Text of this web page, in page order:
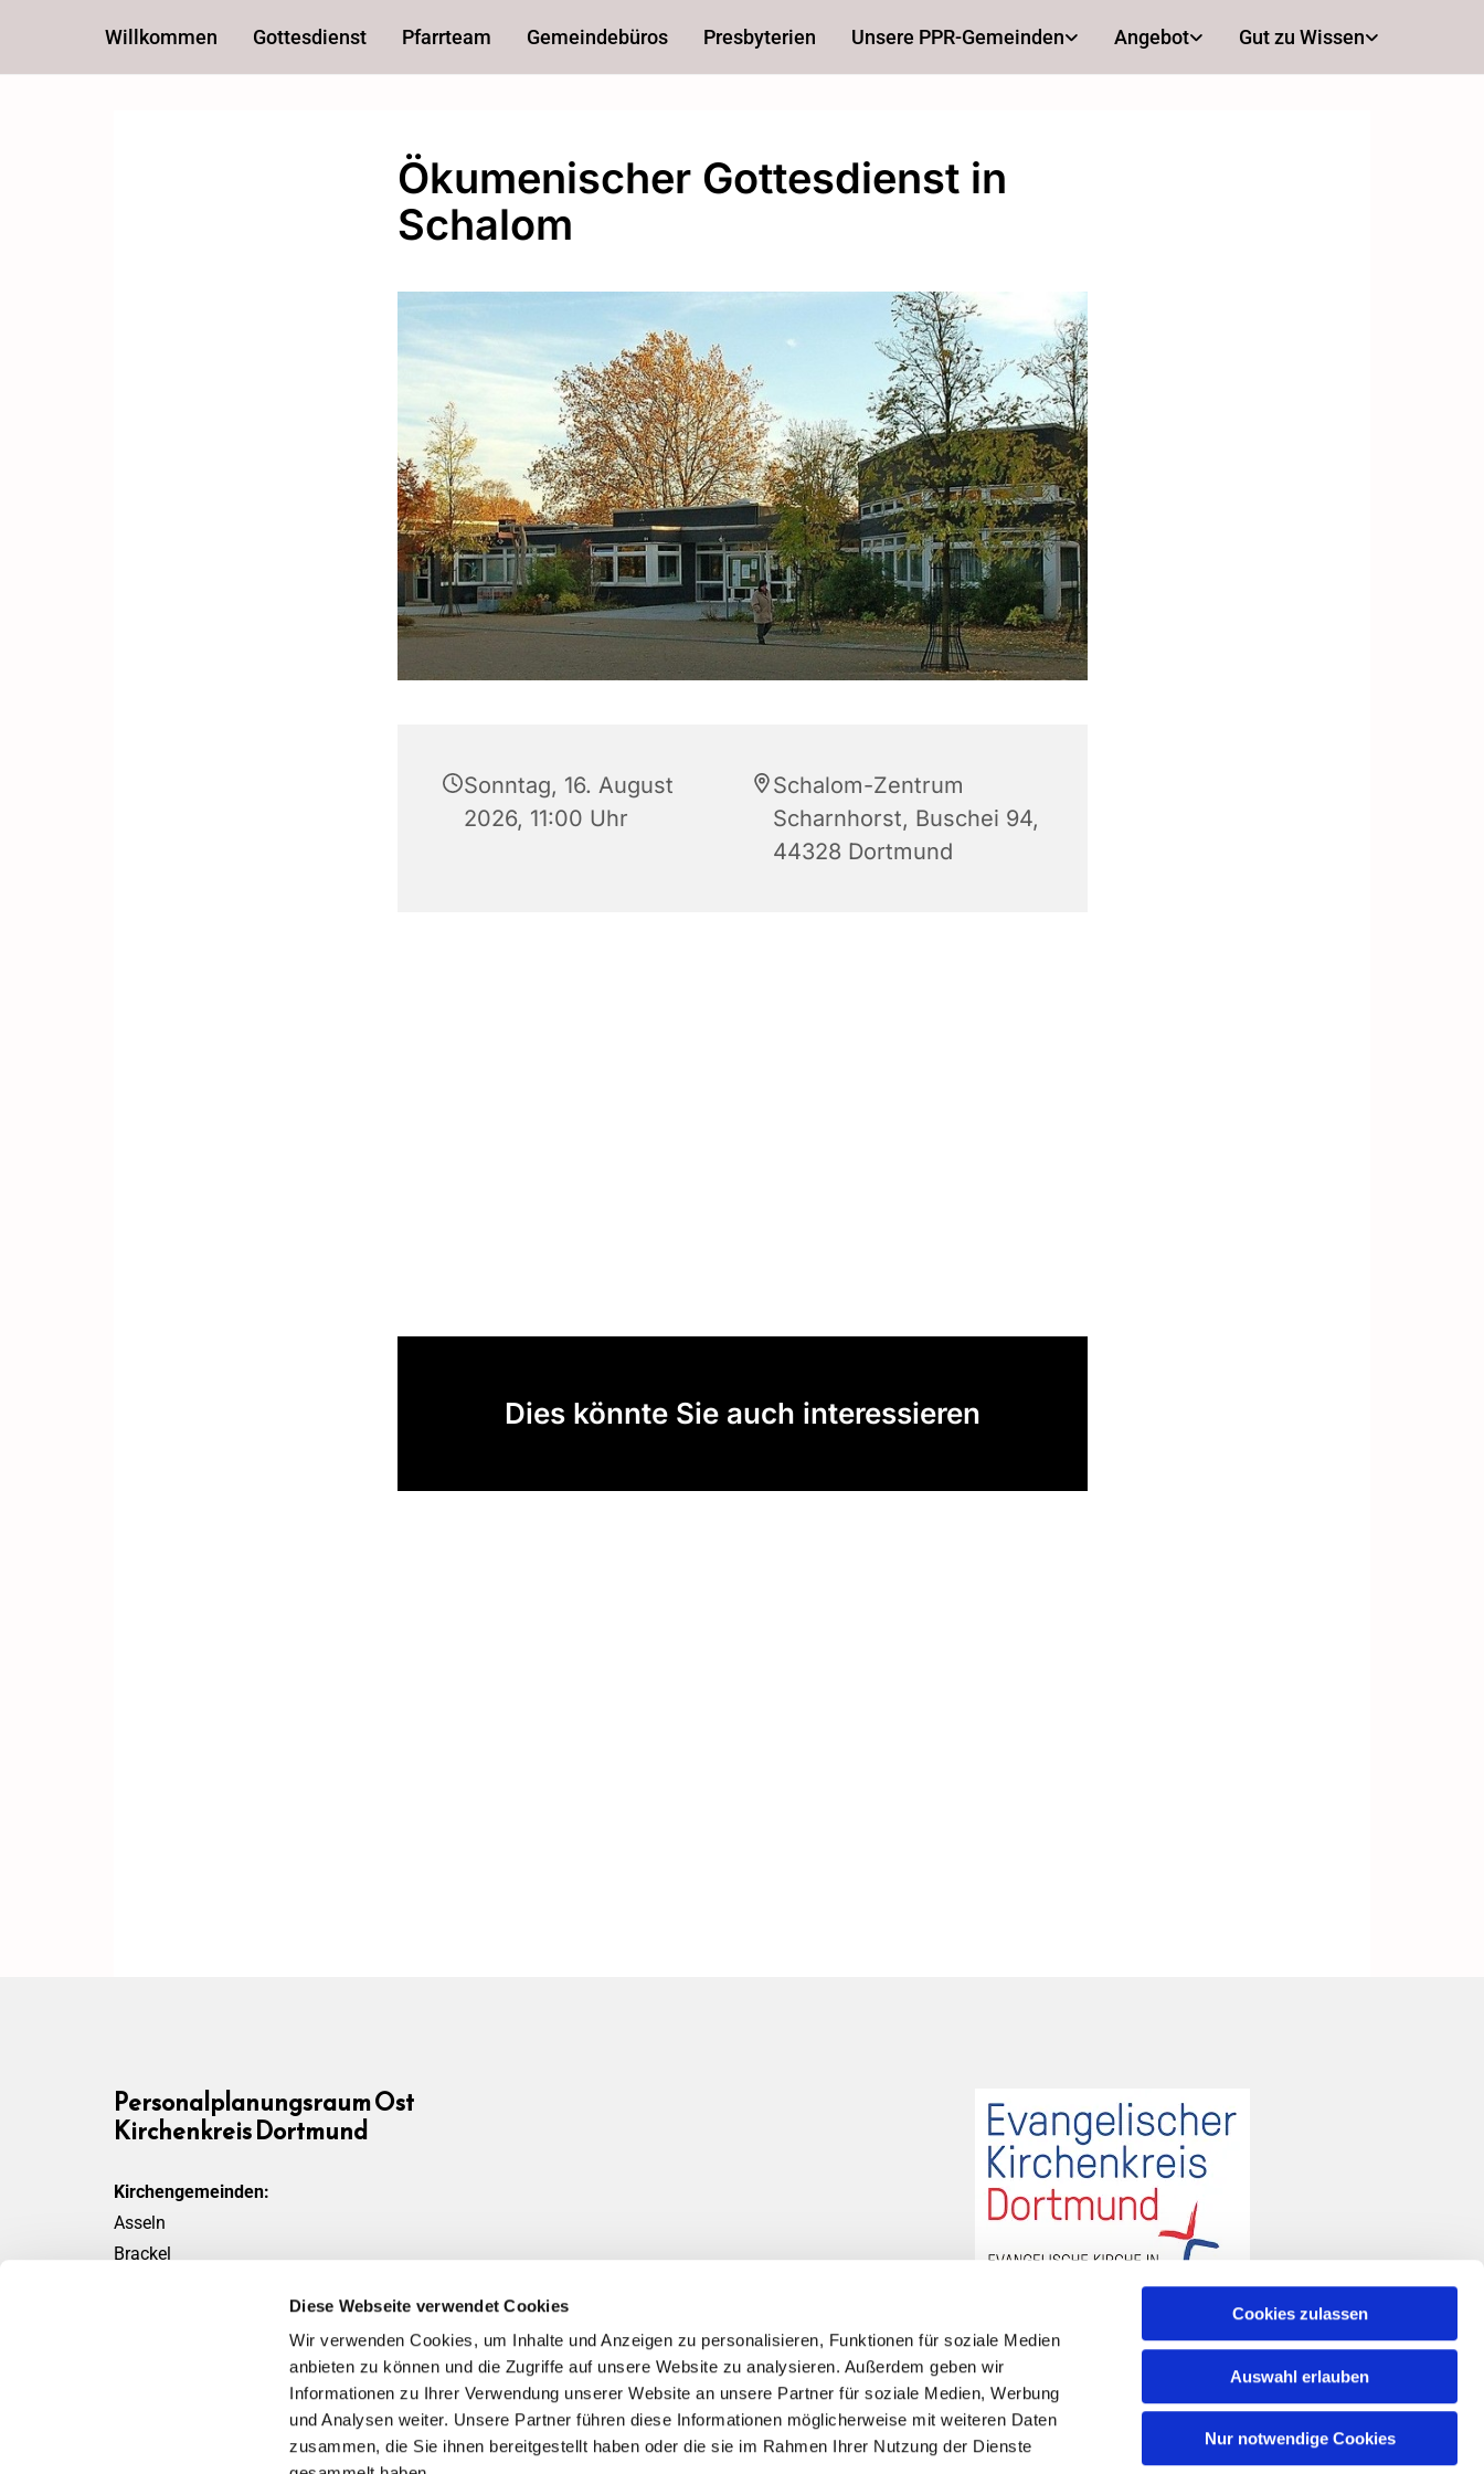
Diese Webseite verwendet Cookies
Wir verwenden Cookies, um Inhalte und Anzeigen zu personalisieren, Funktionen für soziale Medien
anbieten zu können und die Zugriffe auf unsere Website zu analysieren. Außerdem geben wir
Informationen zu Ihrer Verwendung unserer Website an unsere Partner für soziale Medien, Werbung
und Analysen weiter. Unsere Partner führen diese Informationen möglicherweise mit weiteren Daten
zusammen, die Sie ihnen bereitgestellt haben oder die sie im Rahmen Ihrer Nutzung der Dienste
Cookies zulassen
Auswahl erlauben
Nur notwendige Cookies
Willkommen Gottesdienst Pfarrteam Gemeindebüros Presbyterien Unsere PPR-Gemeinden Angebot Gut zu Wissen
Ökumenischer Gottesdienst in
Schalom
Sonntag, 16. August
2026, 11:00 Uhr
Schalom-Zentrum
Scharnhorst, Buschei 94,
44328 Dortmund
Dies könnte Sie auch interessieren
Personalplanungsraum Ost
Kirchenkreis Dortmund
Kirchengemeinden:
Asseln
Brackel